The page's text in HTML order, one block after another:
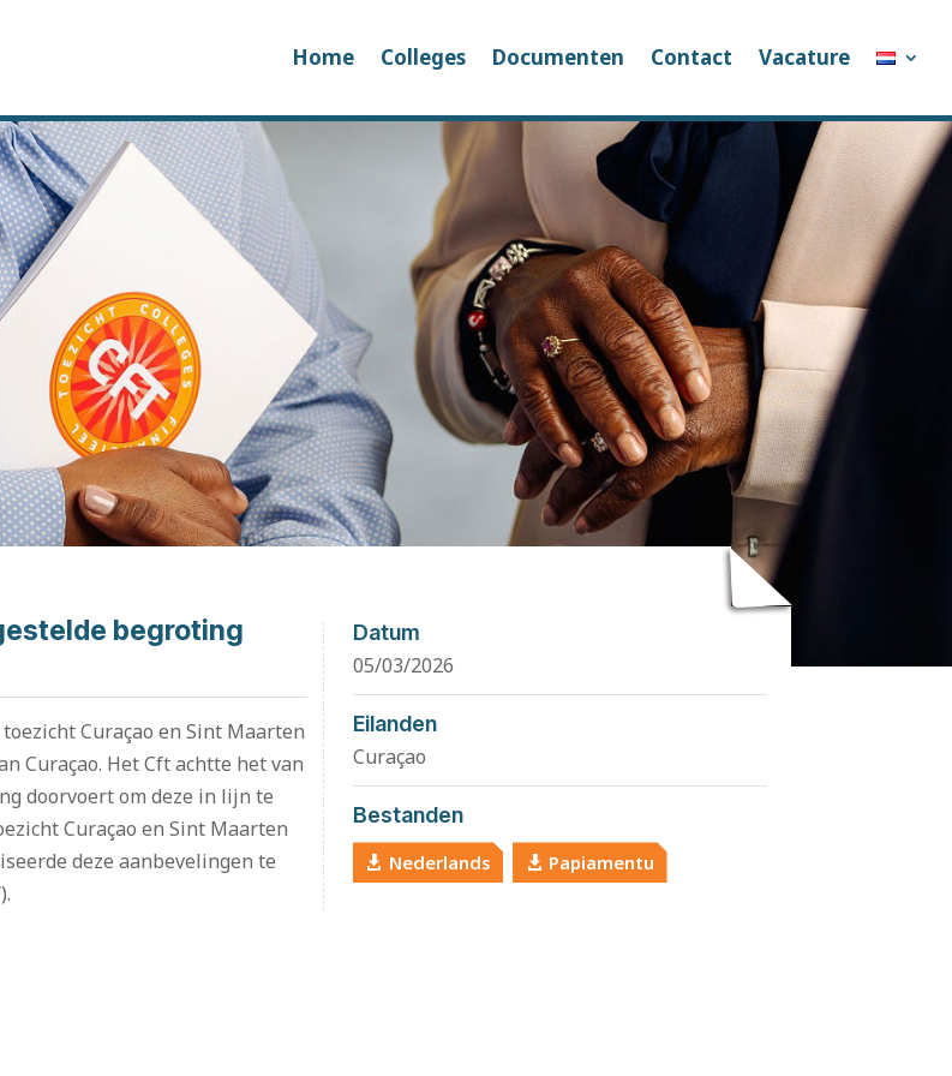
Home Colleges Documenten Contact Vacature
begroting
Curaçao en Sint Maarten
Curaçao. Het Cft achtte het van
doorvoert om deze in lijn te
Curaçao en Sint Maarten
deze aanbevelingen te
Datum
05/03/2026
Eilanden
Curaçao
Bestanden
Nederlands Papiamentu